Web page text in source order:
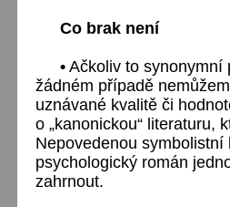
Co brak není
•Ačkoliv to synonymní
žádném případě
uznávané kvalitě či
o „kanonickou“ literaturu,
Nepovedenou
psychologický román
zahrnout.